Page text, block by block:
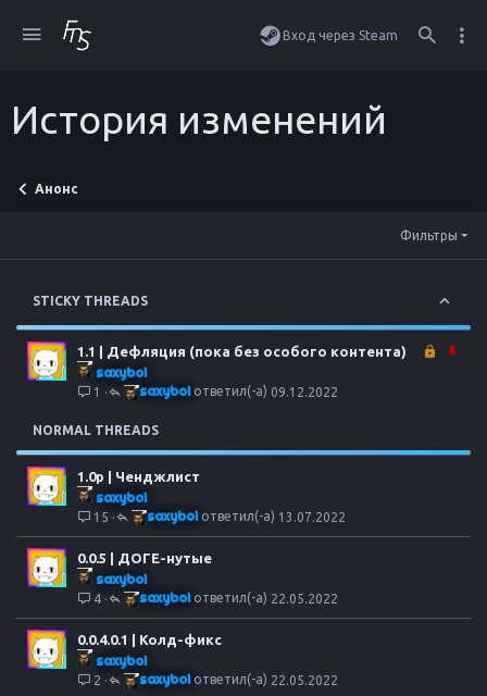
Вход через Steam
История изменений
Анонс
Фильтры
STICKY THREADS
т
п
1.1 | Дефляция (пока без особого контента)
saxyboi
1 09.12.2022
saxyboi
NORMAL THREADS
1.0p | Ченджлист
saxyboi
15 13.07.2022
saxyboi
0.0.5 | ДОГЕ-нутые
saxyboi
4 22.05.2022
saxyboi
0.0.4.0.1 | Колд-фикс
saxyboi
2 22.05.2022
saxyboi